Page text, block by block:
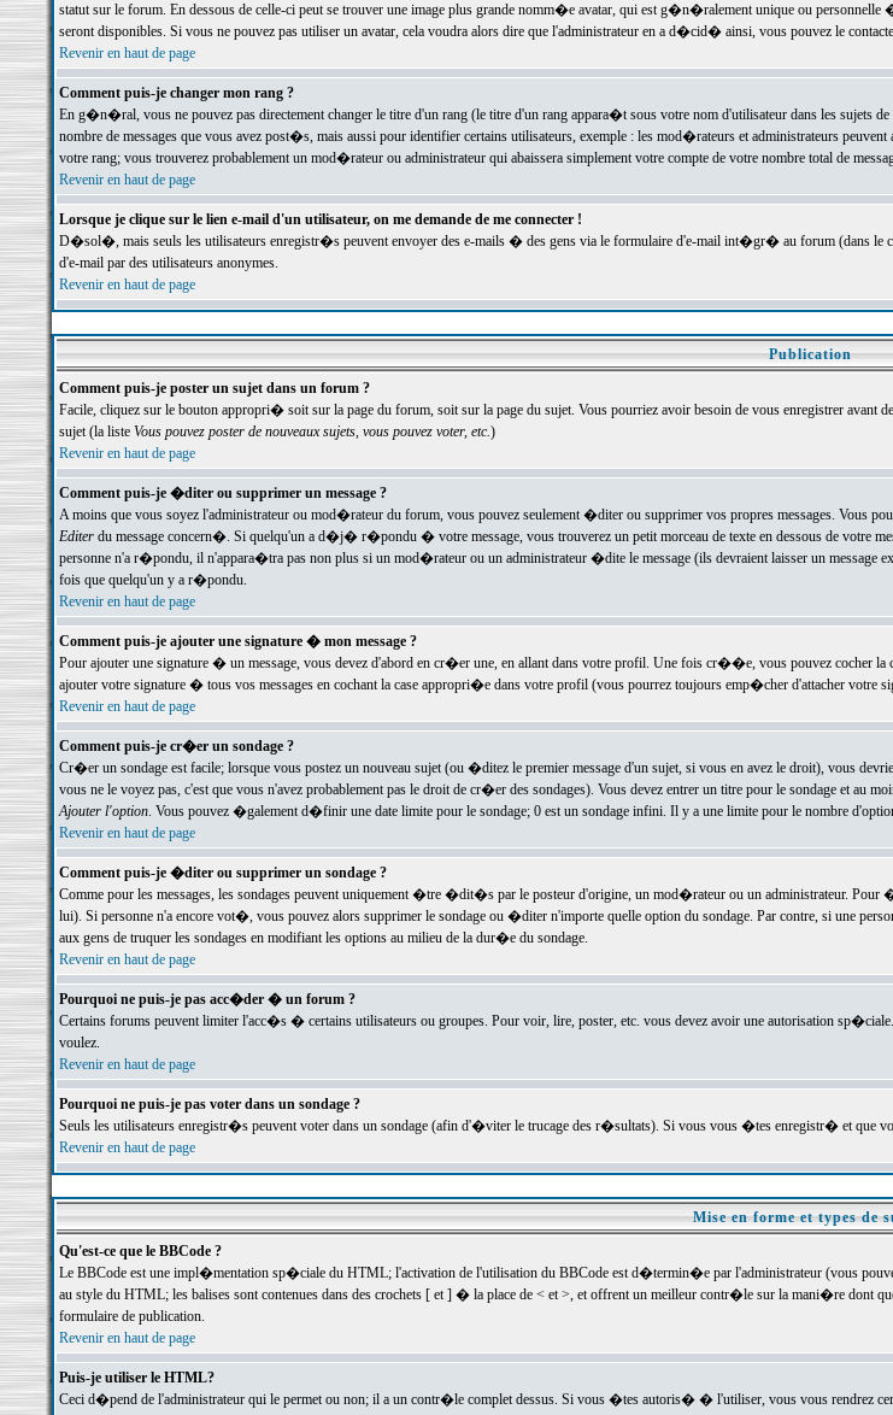
statut sur le forum. En dessous de celle-ci peut se trouver une image plus grande nomm�e avatar, qui est g�n�ralement unique ou
seront disponibles. Si vous ne pouvez pas utiliser un avatar, cela voudra alors dire que l'administrateur en a d�cid� ainsi, vous pouvez le
Revenir en haut de page
Comment puis-je changer mon rang ?
En g�n�ral, vous ne pouvez pas directement changer le titre d'un rang (le titre d'un rang appara�t sous votre nom d'utilisateur dans les
nombre de messages que vous avez post�s, mais aussi pour identifier certains utilisateurs, exemple : les mod�rateurs et administrateurs
votre rang; vous trouverez probablement un mod�rateur ou administrateur qui abaissera simplement votre compte de votre nombre total de
Revenir en haut de page
Lorsque je clique sur le lien e-mail d'un utilisateur, on me demande de me connecter !
D�sol�, mais seuls les utilisateurs enregistr�s peuvent envoyer des e-mails � des gens via le formulaire d'e-mail int�gr� au forum (dans
d'e-mail par des utilisateurs anonymes.
Revenir en haut de page
Publication
Comment puis-je poster un sujet dans un forum ?
Facile, cliquez sur le bouton appropri� soit sur la page du forum, soit sur la page du sujet. Vous pourriez avoir besoin de vous enregistrer
sujet (la liste Vous pouvez poster de nouveaux sujets, vous pouvez voter, etc.)
Revenir en haut de page
Comment puis-je �diter ou supprimer un message ?
A moins que vous soyez l'administrateur ou mod�rateur du forum, vous pouvez seulement �diter ou supprimer vos propres messages.
Editerdu message concern�. Si quelqu'un a d�j� r�pondu � votre message, vous trouverez un petit morceau de texte en dessous de votre
personne n'a r�pondu, il n'appara�tra pas non plus si un mod�rateur ou un administrateur �dite le message (ils devraient laisser un message
fois que quelqu'un y a r�pondu.
Revenir en haut de page
Comment puis-je ajouter une signature � mon message ?
Pour ajouter une signature � un message, vous devez d'abord en cr�er une, en allant dans votre profil. Une fois cr��e, vous pouvez cocher la
ajouter votre signature � tous vos messages en cochant la case appropri�e dans votre profil (vous pourrez toujours emp�cher d'attacher votre
Revenir en haut de page
Comment puis-je cr�er un sondage ?
Cr�er un sondage est facile; lorsque vous postez un nouveau sujet (ou �ditez le premier message d'un sujet, si vous en avez le droit), vous
vous ne le voyez pas, c'est que vous n'avez probablement pas le droit de cr�er des sondages). Vous devez entrer un titre pour le sondage et
Ajouter l'option. Vous pouvez �galement d�finir une date limite pour le sondage; 0 est un sondage infini. Il y a une limite pour le nombre
Revenir en haut de page
Comment puis-je �diter ou supprimer un sondage ?
Comme pour les messages, les sondages peuvent uniquement �tre �dit�s par le posteur d'origine, un mod�rateur ou un administrateur.
lui). Si personne n'a encore vot�, vous pouvez alors supprimer le sondage ou �diter n'importe quelle option du sondage. Par contre, si une
aux gens de truquer les sondages en modifiant les options au milieu de la dur�e du sondage.
Revenir en haut de page
Pourquoi ne puis-je pas acc�der � un forum ?
Certains forums peuvent limiter l'acc�s � certains utilisateurs ou groupes. Pour voir, lire, poster, etc. vous devez avoir une autorisation
voulez.
Revenir en haut de page
Pourquoi ne puis-je pas voter dans un sondage ?
Seuls les utilisateurs enregistr�s peuvent voter dans un sondage (afin d'�viter le trucage des r�sultats). Si vous vous �tes enregistr� et que
Revenir en haut de page
Mise en forme et types de
Qu'est-ce que le BBCode ?
Le BBCode est une impl�mentation sp�ciale du HTML; l'activation de l'utilisation du BBCode est d�termin�e par l'administrateur (vous
au style du HTML; les balises sont contenues dans des crochets [ et ] � la place de < et >, et offrent un meilleur contr�le sur la mani�re dont
formulaire de publication.
Revenir en haut de page
Puis-je utiliser le HTML?
Ceci d�pend de l'administrateur qui le permet ou non; il a un contr�le complet dessus. Si vous �tes autoris� � l'utiliser, vous vous rendrez